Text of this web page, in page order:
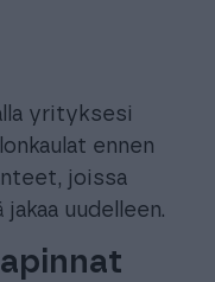
yrityksesi
ennen
joissa
uudelleen.